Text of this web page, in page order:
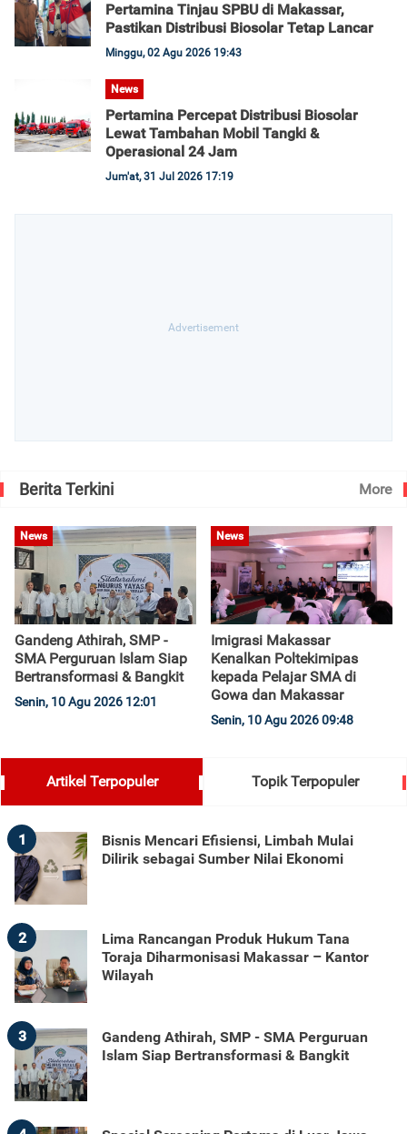
Pertamina Tinjau SPBU di Makassar,
Pastikan Distribusi Biosolar Tetap Lancar
Minggu, 02 Agu 2026 19:43
News
Pertamina Percepat Distribusi Biosolar
Lewat Tambahan Mobil Tangki &
Operasional 24 Jam
Jum'at, 31 Jul 2026 17:19
Berita Terkini More
News
Gandeng Athirah, SMP -
SMA Perguruan Islam Siap
Bertransformasi & Bangkit
Senin, 10 Agu 2026 12:01
News
Imigrasi Makassar
Kenalkan Poltekimipas
kepada Pelajar SMA di
Gowa dan Makassar
Senin, 10 Agu 2026 09:48
Artikel Terpopuler Topik Terpopuler
1
Bisnis Mencari Efisiensi, Limbah Mulai
Dilirik sebagai Sumber Nilai Ekonomi
2
Lima Rancangan Produk Hukum Tana
Toraja Diharmonisasi Makassar – Kantor
Wilayah
3
Gandeng Athirah, SMP - SMA Perguruan
Islam Siap Bertransformasi & Bangkit